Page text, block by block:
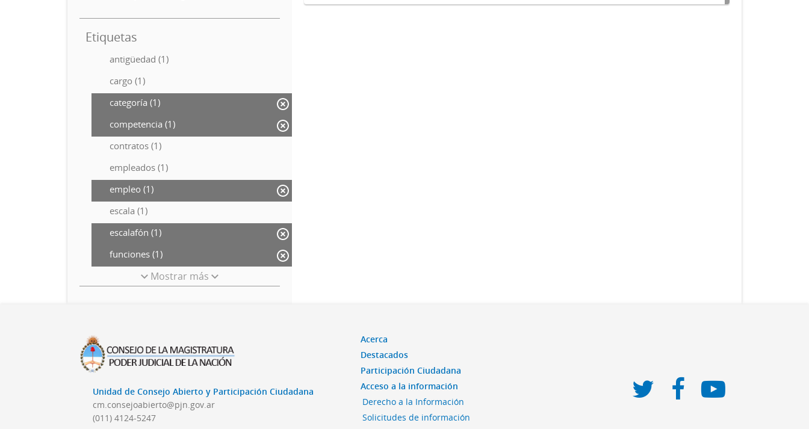
Etiquetas
antigüedad (1)
cargo (1)
categoría (1)
competencia (1)
contratos (1)
empleados (1)
empleo (1)
escala (1)
escalafón (1)
funciones (1)
Mostrar más
Unidad de Consejo Abierto y Participación Ciudadana
cm.consejoabierto@pjn.gov.ar
(011) 4124-5247
Acerca
Destacados
Participación Ciudadana
Acceso a la información
Derecho a la Información
Solicitudes de información